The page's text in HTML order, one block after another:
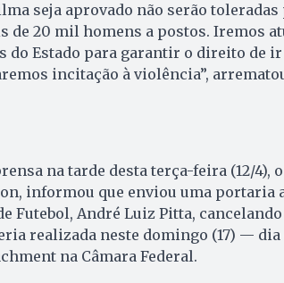
seja aprovado não serão toleradas
de 20 mil homens a postos. Iremos
do Estado para garantir o direito de
incitação à violência”,
na tarde desta terça-feira (12/4),
informou que enviou uma portaria
Futebol, André Luiz Pitta,
realizada neste domingo (17) — dia
na Câmara Federal.